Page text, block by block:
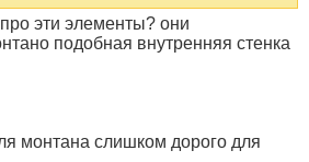
эти элементы? они
подобная внутренняя стенка
монтана слишком дорого для